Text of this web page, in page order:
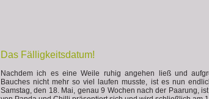
Das Fälligkeitsdatum!
Nachdem ich es eine Weile ruhig angehen ließ und
Bauches nicht mehr so viel laufen musste, ist es nun
Samstag, den 18. Mai, genau 9 Wochen nach der Paarung,